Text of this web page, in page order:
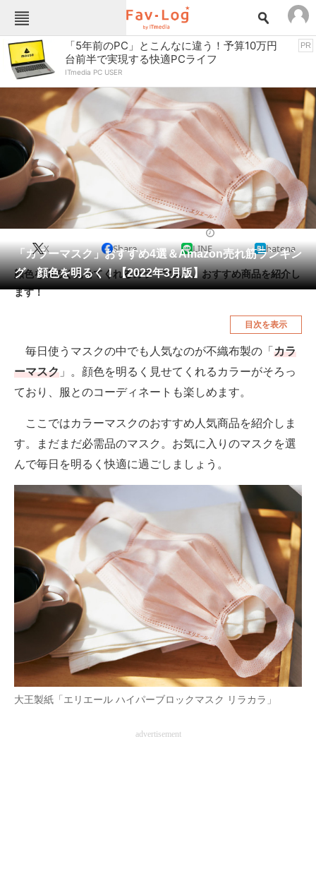
Fav-Logカテゴリー一覧
TOP アウトドア用品
インテリア・収納 おもちゃ・ホビー
カメラ キッチン家電
キッチン用品
コンテンツ・サービス スイーツ・お菓子
スポーツ・レジャー スマホ・携帯電話
パソコン・タブレット ファッション
ペット 家電
工具・DIY 本・DVD・CD
釣り具・釣り用品 食品・飲料・お酒
食器・グラス・カトラリー
ITの今と未来を見通す
スマホと通信の最新トレンド
進化するPCとデバイスの未来
好きが集まる 比べて選べる
ビジネスと働き方のヒント
AI活用のいまが分かる
「5年前のPC」とこんなに違う！予算10万円
台前半で実現する快適PCライフ
ITmedia PC USER
PR
「カラーマスク」おすすめ4選＆Amazon売れ筋ランキン
グ 顔色を明るく！【2022年3月版】
X Share LINE hatena
顔色を明るく見せてくれるカラーマスク。おすすめ商品を紹介し
ます！
目次を表示
毎日使うマスクの中でも人気なのが不織布製の「 カラ
ーマスク 」。顔色を明るく見せてくれるカラーがそろっ
ており、服とのコーディネートも楽しめます。
ここではカラーマスクのおすすめ人気商品を紹介しま
す。まだまだ必需品のマスク。お気に入りのマスクを選
んで毎日を明るく快適に過ごしましょう。
大王製紙「エリエール ハイパーブロックマスク リラカラ」
advertisement